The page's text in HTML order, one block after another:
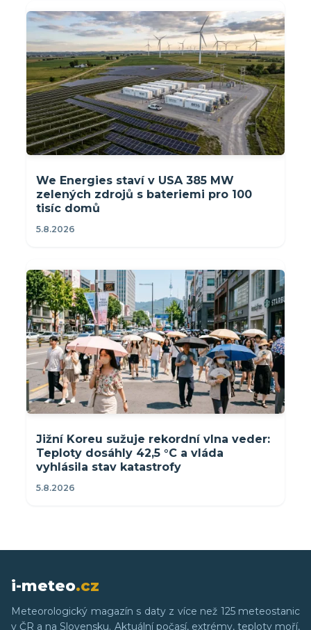
We Energies staví v USA 385 MW
zelených zdrojů s bateriemi pro 100
tisíc domů
5.8.2026
Jižní Koreu sužuje rekordní vlna veder:
Teploty dosáhly 42,5 °C a vláda
vyhlásila stav katastrofy
5.8.2026
i-meteo.cz
Meteorologický magazín s daty z více než 125 meteostanic
v ČR a na Slovensku. Aktuální počasí, extrémy, teploty moří,